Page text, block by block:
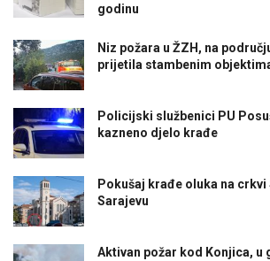
godinu
Niz požara u ŽZH, na
prijetila stambenim
Policijski službenici PU
kazneno djelo krađe
Pokušaj krađe oluka na crkvi
Sarajevu
Aktivan požar kod Konjica, u